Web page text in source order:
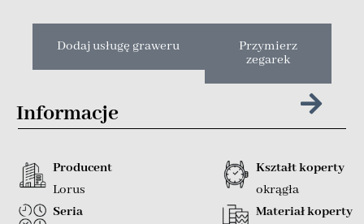
Dodaj usługę graweru
Przymierz
zegarek
Informacje
Producent
Lorus
Seria
Kształt koperty
okrągła
Materiał koperty